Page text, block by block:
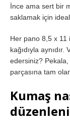
İnce ama sert bir
saklamak için
Her pano 8,5 x 11
kağıdıyla aynıdır.
edersiniz?
parçasına tam
Kumaş